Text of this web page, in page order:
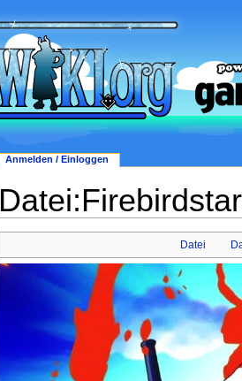
Datei
Anmelden / Einloggen